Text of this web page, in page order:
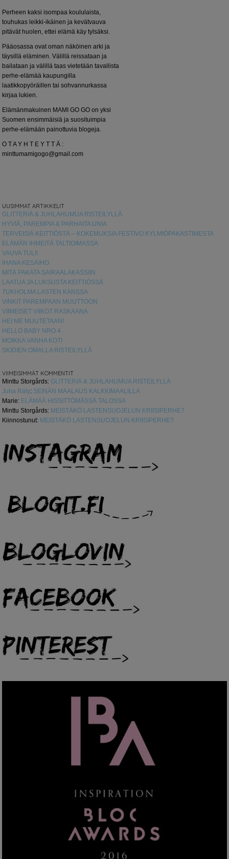
Perheen kaksi isompaa koululaista,
touhukas leikki-ikäinen ja kevätvauva
pitävät huolen, ettei elämä käy tylsäksi.
Pääosassa ovat oman näköinen arki ja
täysillä eläminen. Välillä reissataan ja
bailataan ja välillä taas vietetään tavallista
perhe-elämää kaupungilla
laatikkopyöräillen tai sohvannurkassa
kirjaa lukien.
Elämänmakuinen MAMI GO GO on yksi
Suomen ensimmäisiä ja suosituimpia
perhe-elämään painottuvia blogeja.
O T A Y H T E Y T T Ä :
minttumamigogo@gmail.com
UUSIMMAT ARTIKKELIT
GLITTERIÄ & JUHLAHUMUA RISTEILYLLÄ
HYVIÄ, PAREMPIA & PARHAITA UNIA
TERVEISIÄ KEITTIÖSTÄ – KOKEMUKSIA FESTIVO KYLMIÖPAKASTIMESTA
ELÄMÄN IHMEITÄ TALTIOIMASSA
VAUVA TULI!
IHANA KESÄIHO
MITÄ PAKATA SAIRAALAKASSIIN
LAATUA JA LUKSUSTA KEITTIÖSSÄ
TUKHOLMA LASTEN KANSSA
VINKIT PAREMPAAN MUUTTOON
VIIMEISET VIIKOT RASKAANA
HEI ME MUUTETAAN!
HELLO BABY NRO 4
MOIKKA VANHA KOTI
SKIDIEN OMALLA RISTEILYLLÄ
VIIMEISIMMÄT KOMMENTIT
Minttu Storgårds: GLITTERIÄ & JUHLAHUMUA RISTEILYLLÄ
Juha Räty: SEINÄN MAALAUS KALKKIMAALILLA
Marie: ELÄMÄÄ HISSITTÖMÄSSÄ TALOSSA
Minttu Storgårds: MEISTÄKÖ LASTENSUOJELUN KRIISIPERHE?
Kiinnostunut: MEISTÄKÖ LASTENSUOJELUN KRIISIPERHE?